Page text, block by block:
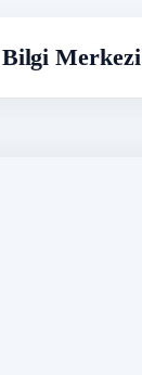
Bilgi Merkezi